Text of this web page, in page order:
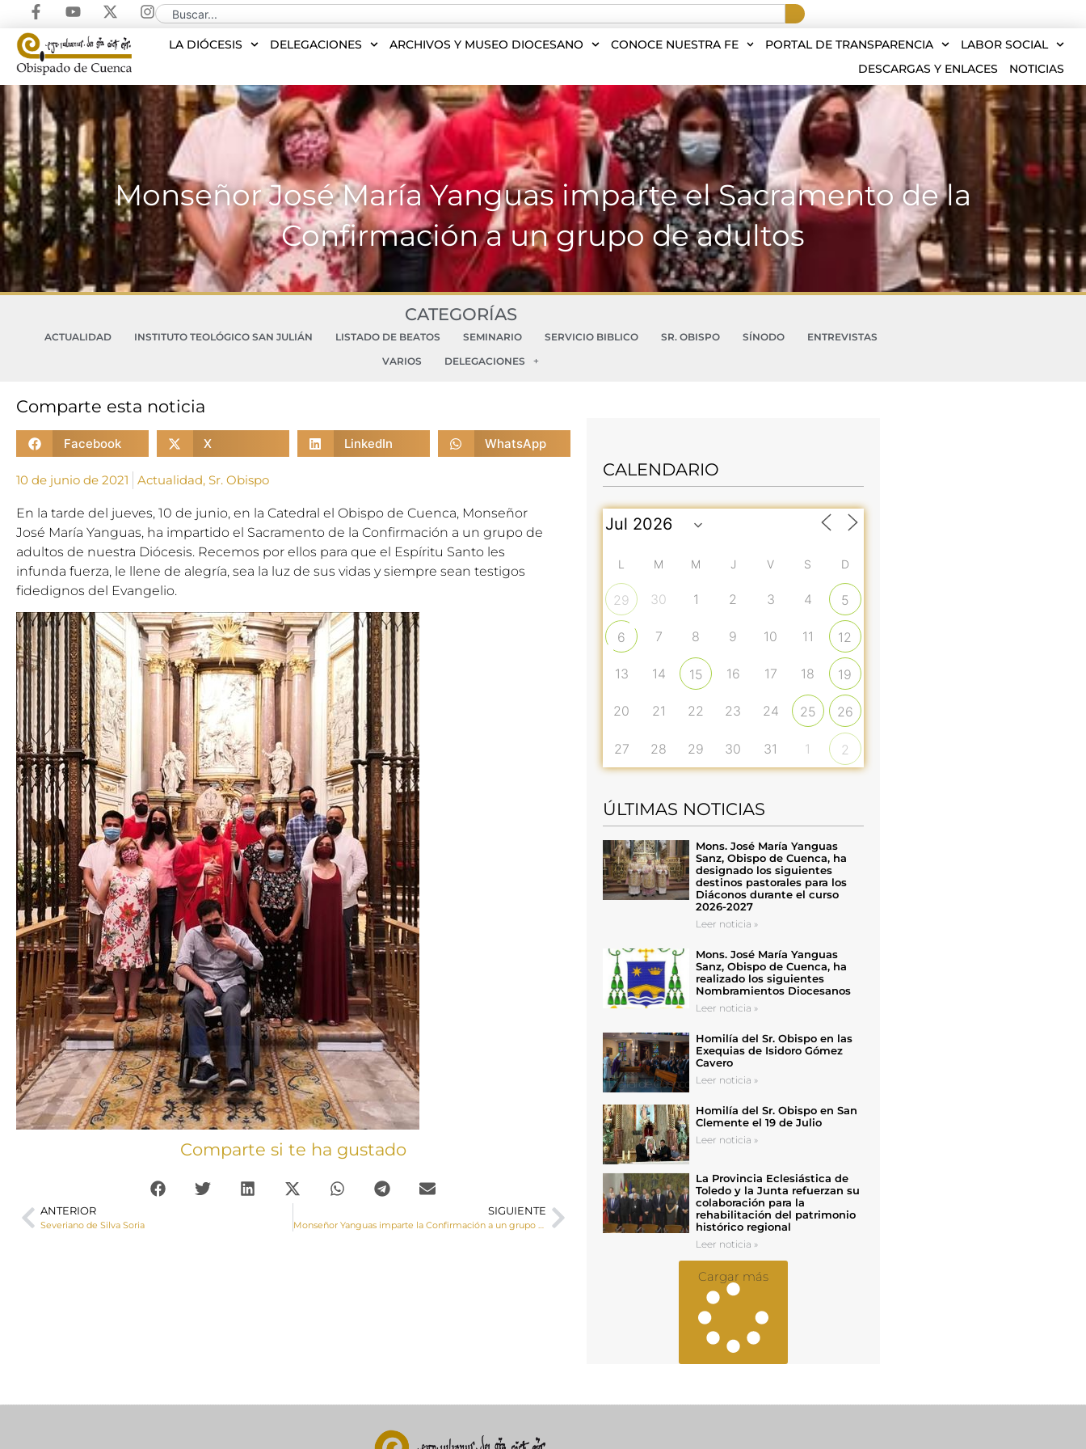
LA DIÓCESIS DELEGACIONES ARCHIVOS Y MUSEO DIOCESANO CONOCE NUESTRA FE PORTAL DE TRANSPARENCIA
LABOR SOCIAL
DESCARGAS Y ENLACES
NOTICIAS
Monseñor José María Yanguas imparte el Sacramento de la
Confirmación a un grupo de adultos
CATEGORÍAS
ACTUALIDAD INSTITUTO TEOLÓGICO SAN JULIÁN LISTADO DE BEATOS SEMINARIO SERVICIO BIBLICO SR. OBISPO SÍNODO
ENTREVISTAS
VARIOS
DELEGACIONES
Comparte esta noticia
Facebook X LinkedIn WhatsApp
10 de junio de 2021 Actualidad, Sr. Obispo
En la tarde del jueves, 10 de junio, en la Catedral el Obispo de Cuenca, Monseñor
José María Yanguas, ha impartido el Sacramento de la Confirmación a un grupo de
adultos de nuestra Diócesis. Recemos por ellos para que el Espíritu Santo les
infunda fuerza, le llene de alegría, sea la luz de sus vidas y siempre sean testigos
fidedignos del Evangelio.
Comparte si te ha gustado
ANTERIOR
Severiano de Silva Soria
SIGUIENTE
Monseñor Yanguas imparte la Confirmación a un grupo de jóvenes de Minglanilla
CALENDARIO
L M M J V S D
29 30 1 2 3 4 5
6 7 8 9 10 11 12
13 14 15 16 17 18 19
20 21 22 23 24 25 26
27 28 29 30 31 1 2
ÚLTIMAS NOTICIAS
Mons. José María Yanguas
Sanz, Obispo de Cuenca, ha
designado los siguientes
destinos pastorales para los
Diáconos durante el curso
2026-2027
Leer noticia »
Mons. José María Yanguas
Sanz, Obispo de Cuenca, ha
realizado los siguientes
Nombramientos Diocesanos
Leer noticia »
Homilía del Sr. Obispo en las
Exequias de Isidoro Gómez
Cavero
Leer noticia »
Homilía del Sr. Obispo en San
Clemente el 19 de Julio
Leer noticia »
La Provincia Eclesiástica de
Toledo y la Junta refuerzan su
colaboración para la
rehabilitación del patrimonio
histórico regional
Leer noticia »
Cargar más